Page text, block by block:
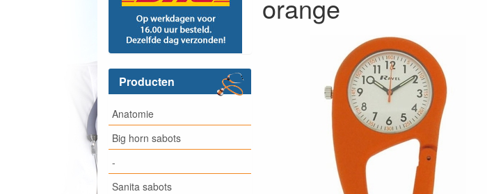
Producten
Anatomie
Big horn sabots
-
Sanita sabots
orange